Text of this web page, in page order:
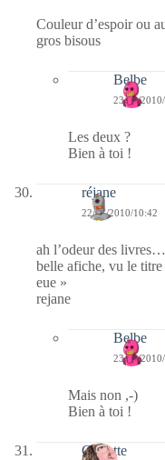
Couleur d’espoir ou
gros bisous
Belbe
23/01/
Les deux ?
Bien à toi !
réjane
22/01/2010/10:42
ah l’odeur des livres…
belle afiche, vu le
eue »
rejane
Belbe
23/01/
Mais non ,-)
Bien à toi !
Crikette